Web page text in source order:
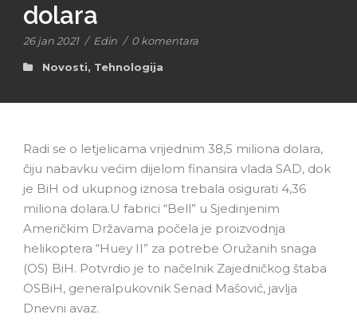
dolara
26 jan 2021 / Edin / 0 komentara
Novosti, Tehnologija
Radi se o letjelicama vrijednim 38,5 miliona dolara,
čiju nabavku većim dijelom finansira vlada SAD, dok
je BiH od ukupnog iznosa trebala osigurati 4,36
miliona dolara.U fabrici “Bell” u Sjedinjenim
Američkim Državama počela je proizvodnja
helikoptera “Нuеу II” za potrebe Oružanih snaga
(OS) BiH. Potvrdio je to načelnik Zajedničkog štaba
OSBiH, generalpukovnik Senad Mašović, javlja
Dnevni avaz.